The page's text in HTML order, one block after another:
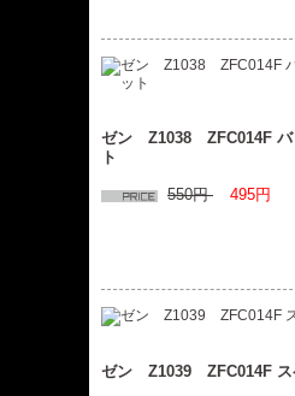
ゼン Z1038 ZFC014F バ
ト
550円 495円
ゼン Z1039 ZFC014F ス